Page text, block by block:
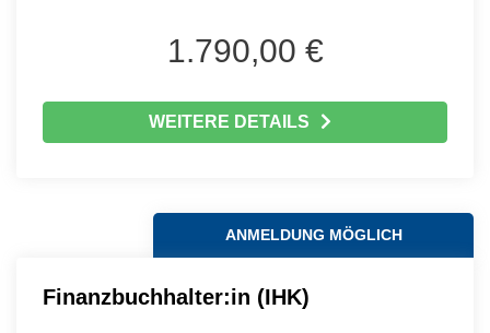
1.790,00 €
WEITERE DETAILS
ANMELDUNG MÖGLICH
Finanzbuchhalter:in (IHK)